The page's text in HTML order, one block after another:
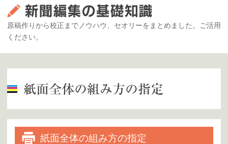
原稿作りから校正までノウハウ、セオリーをまとめました。ご活用
ください。
紙面全体の組み方の指定